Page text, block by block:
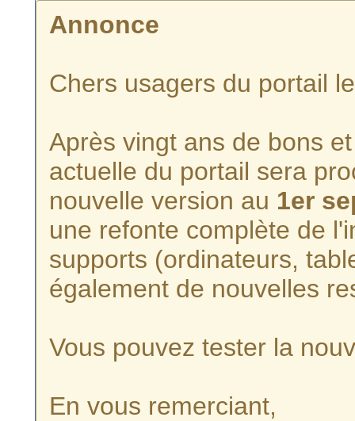
Annonce
Chers usagers du portail
Après vingt ans de bons
actuelle du portail sera
nouvelle version au 1er
une refonte complète de
supports (ordinateurs,
également de nouvelles
Vous pouvez tester la
En vous remerciant,